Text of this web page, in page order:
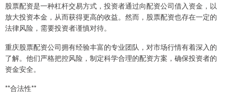
股票配资是一种杠杆交易方式，投资者通过向配资公司借入资金，以
放大投资本金，从而获得更高的收益。然而，股票配资也存在一定的
法律风险，需要投资者谨慎对待。
重庆股票配资公司拥有经验丰富的专业团队，对市场行情有着深入的
了解。他们严格把控风险，制定科学合理的配资方案，确保投资者的
资金安全。
**合法性**